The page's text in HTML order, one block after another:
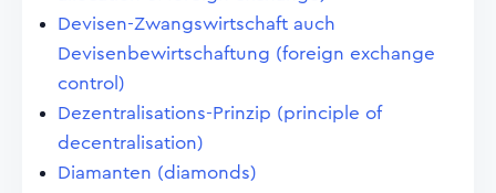
Devisen-Zwangswirtschaft auch
Devisenbewirtschaftung (foreign exchange
control)
Dezentralisations-Prinzip (principle of
decentralisation)
Diamanten (diamonds)